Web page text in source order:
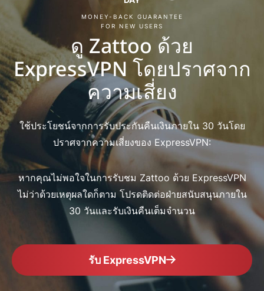
MONEY-BACK GUARANTEE
FOR NEW USERS
ดู Zattoo ด้วย
ExpressVPN โดยปราศจาก
ความเสี่ยง
ใช้ประโยชน์จากการรับประกันคืนเงินภายใน 30 วันโดย
ปราศจากความเสี่ยงของ ExpressVPN:
หากคุณไม่พอใจในการรับชม Zattoo ด้วย ExpressVPN
ไม่ว่าด้วยเหตุผลใดก็ตาม โปรดติดต่อฝ่ายสนับสนุนภายใน
30 วันและรับเงินคืนเต็มจำนวน
รับ ExpressVPN